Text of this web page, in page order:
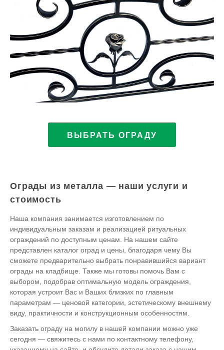
ВЫБРАТЬ ОГРАДУ
Ограды из металла — наши услуги и
стоимость
Наша компания занимается изготовлением по
индивидуальным заказам и реализацией ритуальных
ограждений по доступным ценам. На нашем сайте
представлен каталог оград и цены, благодаря чему Вы
сможете предварительно выбрать понравившийся вариант
ограды на кладбище. Также мы готовы помочь Вам с
выбором, подобрав оптимальную модель ограждения,
которая устроит Вас и Ваших близких по главным
параметрам — ценовой категории, эстетическому внешнему
виду, практичности и конструкционным особенностям.
Заказать ограду на могилу в нашей компании можно уже
сегодня — свяжитесь с нами по контактному телефону,